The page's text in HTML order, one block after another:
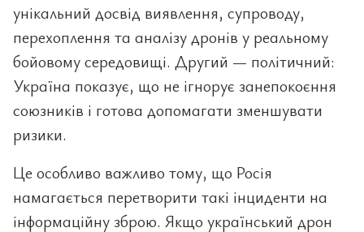
унікальний досвід виявлення, супроводу,
перехоплення та аналізу дронів у реальному
бойовому середовищі. Другий — політичний:
Україна показує, що не ігнорує занепокоєння
союзників і готова допомагати зменшувати
ризики.
Це особливо важливо тому, що Росія
намагається перетворити такі інциденти на
інформаційну зброю. Якщо український дрон